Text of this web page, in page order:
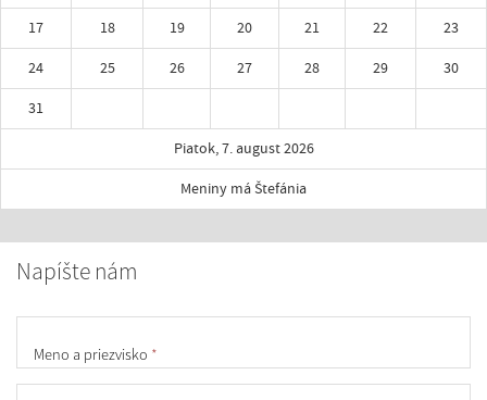
17
18 19 20 21 22
23
24
25 26 27 28 29
30
31
Piatok, 7. august 2026
Meniny má Štefánia
Napíšte nám
Meno a priezvisko *